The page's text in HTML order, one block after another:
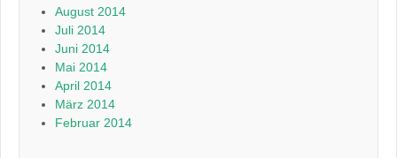
August 2014
Juli 2014
Juni 2014
Mai 2014
April 2014
März 2014
Februar 2014